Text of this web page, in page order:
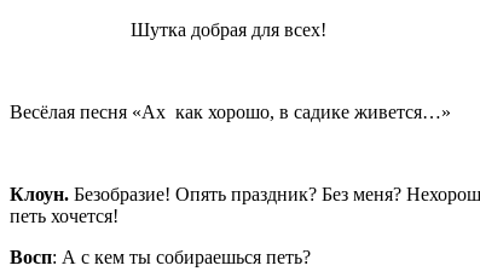
Шутка добрая для всех!
Весёлая песня «Ах как хорошо, в садике живется…»
Клоун. Безобразие! Опять праздник? Без меня?
петь хочется!
Восп: А с кем ты собираешься петь?